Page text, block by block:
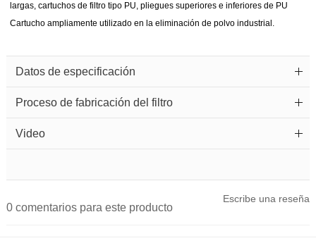
largas, cartuchos de filtro tipo PU, pliegues superiores e inferiores de PU
Cartucho ampliamente utilizado en la eliminación de polvo industrial.
Datos de especificación
Proceso de fabricación del filtro
Video
0 comentarios para este producto
Escribe una reseña